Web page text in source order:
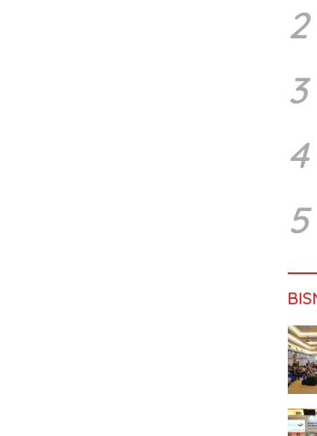
2
3
4
5